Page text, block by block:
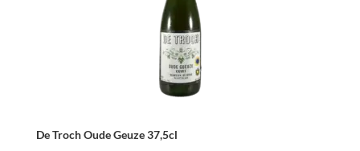
De Troch Oude Geuze 37,5cl